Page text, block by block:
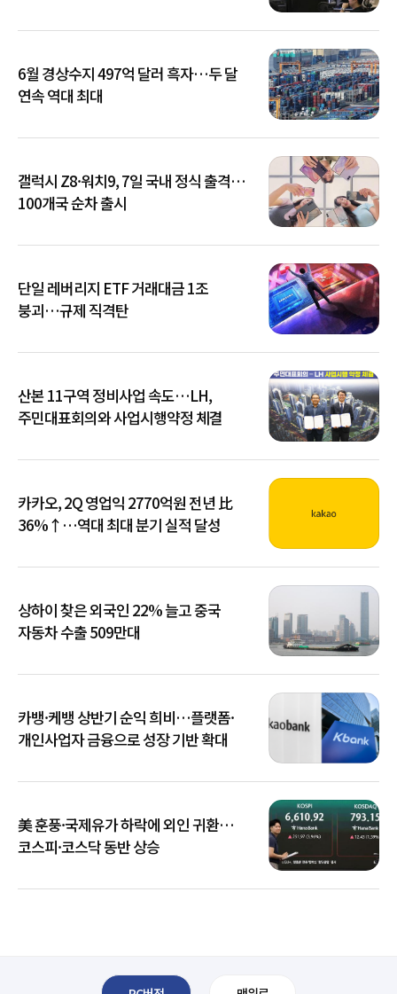
6월 경상수지 497억 달러 흑자…두 달
연속 역대 최대
갤럭시 Z8·워치9, 7일 국내 정식 출격…
100개국 순차 출시
단일 레버리지 ETF 거래대금 1조
붕괴…규제 직격탄
산본 11구역 정비사업 속도…LH,
주민대표회의와 사업시행약정 체결
카카오, 2Q 영업익 2770억원 전년 比
36%↑…역대 최대 분기 실적 달성
상하이 찾은 외국인 22% 늘고 중국
자동차 수출 509만대
카뱅·케뱅 상반기 순익 희비…플랫폼·
개인사업자 금융으로 성장 기반 확대
美 훈풍·국제유가 하락에 외인 귀환…
코스피·코스닥 동반 상승